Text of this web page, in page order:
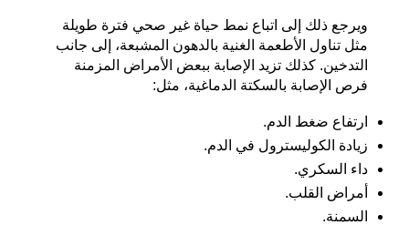
ويرجع ذلك إلى اتباع نمط حياة غير صحي فترة طويلة
مثل تناول الأطعمة الغنية بالدهون المشبعة، إلى جانب
التدخين. كذلك تزيد الإصابة ببعض الأمراض المزمنة
فرص الإصابة بالسكتة الدماغية، مثل:
ارتفاع ضغط الدم.
زيادة الكوليسترول في الدم.
داء السكري.
أمراض القلب.
السمنة.